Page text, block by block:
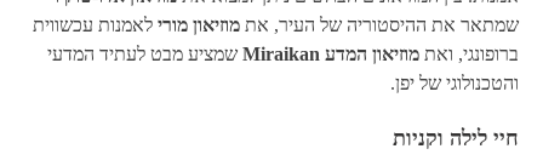
שמתאר את ההיסטוריה של העיר, את מוזיאון מורי לאמנות עכשווית
ברופונגי, ואת מוזיאון המדע Miraikan
שמציע מבט לעתיד המדעי
והטכנולוגי של יפן.
חיי לילה וקניות